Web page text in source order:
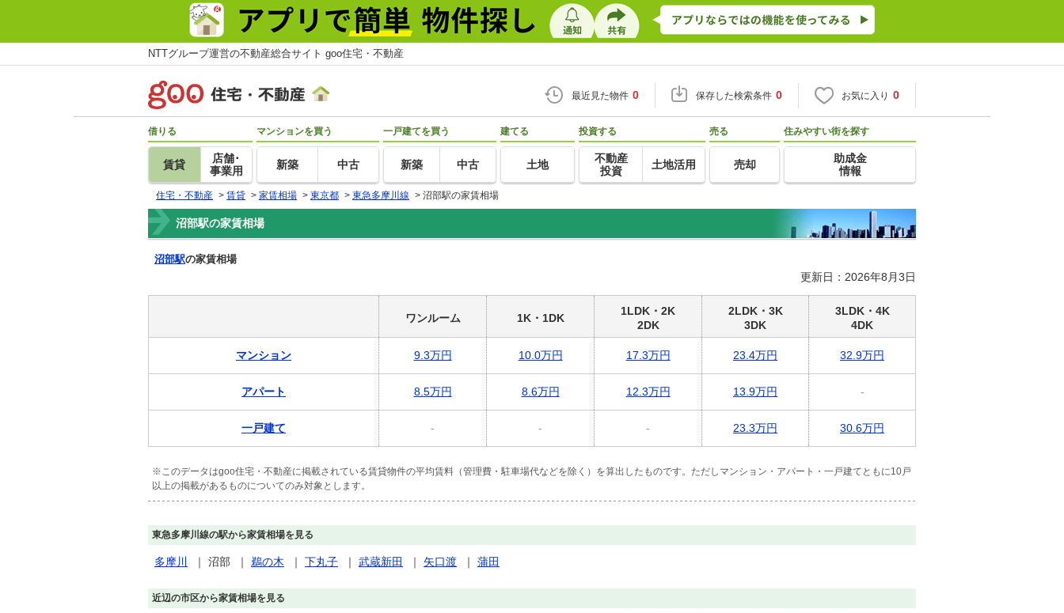
NTTグループ運営の不動産総合サイト goo住宅・不動産
最近見た物件 0 保存した検索条件 0 お気に入り 0
借りる
賃貸
店舗･
事業用
マンションを買う
新築 中古
一戸建てを買う
新築 中古
建てる
土地
投資する
不動産
投資
土地活用
売る
売却
住みやすい街を探す
助成金
情報
住宅・不動産 > 賃貸 > 家賃相場 > 東京都 > 東急多摩川線 > 沼部駅の家賃相場
沼部駅の家賃相場
沼部駅の家賃相場
更新日：2026年8月3日
ワンルーム 1K・1DK
1LDK・2K
2DK
2LDK・3K
3DK
3LDK・4K
4DK
マンション 9.3万円 10.0万円 17.3万円 23.4万円 32.9万円
アパート 8.5万円 8.6万円 12.3万円 13.9万円 -
一戸建て - - - 23.3万円 30.6万円
※このデータはgoo住宅・不動産に掲載されている賃貸物件の平均賃料（管理費・駐車場代などを除く）を算出したものです。ただしマンション・アパート・一戸建てともに10戸
以上の掲載があるものについてのみ対象とします。
東急多摩川線の駅から家賃相場を見る
多摩川 ｜ 沼部 ｜ 鵜の木 ｜ 下丸子 ｜ 武蔵新田 ｜ 矢口渡 ｜ 蒲田
近辺の市区から家賃相場を見る